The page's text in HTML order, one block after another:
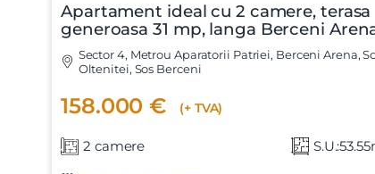
Apartament ideal cu 2 camere, terasa
generoasa 31 mp, langa Berceni
Sector 4, Metrou Aparatorii Patriei, Berceni Arena,
Oltenitei, Sos Berceni
158.000 € (+ TVA)
2 camere